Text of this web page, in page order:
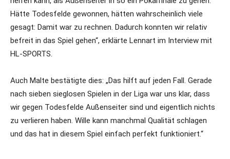
Hätte Todesfelde gewonnen, hätten wahrscheinlich viele
gesagt: Damit war zu rechnen. Dadurch konnten wir relativ
befreit in das Spiel gehen“, erklärte Lennart im Interview mit
HL-SPORTS.
Auch Malte bestätigte dies: „Das hilft auf jeden Fall. Gerade
nach sieben sieglosen Spielen in der Liga war uns klar, dass
wir gegen Todesfelde Außenseiter sind und eigentlich nichts
zu verlieren haben. Wille kann manchmal Qualität schlagen
und das hat in diesem Spiel einfach perfekt funktioniert.“